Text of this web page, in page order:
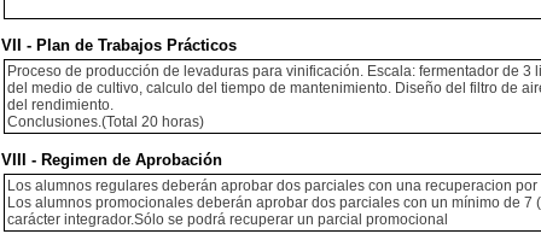
VII - Plan de Trabajos Prácticos
Proceso de producción de levaduras para vinificación. Escala: fermentador de
del medio de cultivo, calculo del tiempo de mantenimiento. Diseño del filtro de
del rendimiento.
Conclusiones.(Total 20 horas)
VIII - Regimen de Aprobación
Los alumnos regulares deberán aprobar dos parciales con una recuperacion
Los alumnos promocionales deberán aprobar dos parciales con un mínimo de
carácter integrador.Sólo se podrá recuperar un parcial promocional